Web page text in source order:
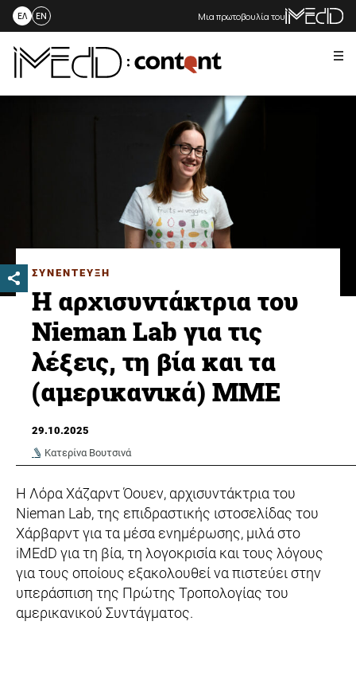
ΕΛ EN Μια πρωτοβουλία του
ΣΥΝΕΝΤΕΥΞΗ
Η αρχισυντάκτρια του
Nieman Lab για τις
λέξεις, τη βία και τα
(αμερικανικά) ΜΜΕ
29.10.2025
Κατερίνα Βουτσινά
Η Λόρα Χάζαρντ Όουεν, αρχισυντάκτρια του
Nieman Lab, της επιδραστικής ιστοσελίδας του
Χάρβαρντ για τα μέσα ενημέρωσης, μιλά στο
iMEdD για τη βία, τη λογοκρισία και τους λόγους
για τους οποίους εξακολουθεί να πιστεύει στην
υπεράσπιση της Πρώτης Τροπολογίας του
αμερικανικού Συντάγματος.